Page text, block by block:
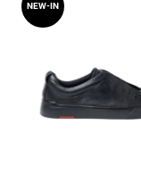
NEW-IN